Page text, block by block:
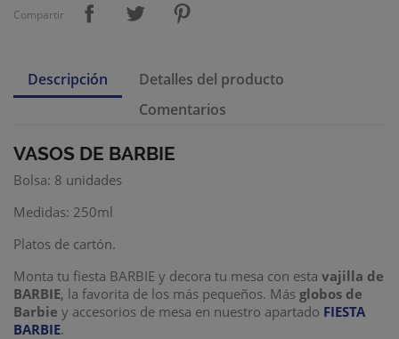
Compartir
Descripción
Detalles del producto
Comentarios
VASOS DE BARBIE
Bolsa: 8 unidades
Medidas: 250ml
Platos de cartón.
Monta tu fiesta BARBIE y decora tu mesa con esta vajilla de
BARBIE, la favorita de los más pequeños. Más globos de
Barbie y accesorios de mesa en nuestro apartado FIESTA
BARBIE.